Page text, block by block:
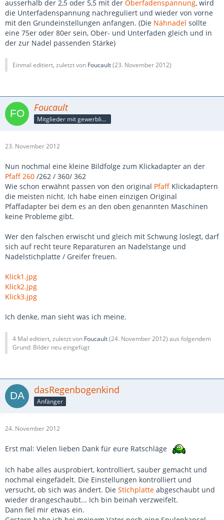
ausserhalb der 2,5 oder 5,5 mit der Oberfadenspannung, wird
die Unterfadenspannung nachreguliert und wieder von vorne
mit den Grundeinstellungen anfangen. (Die Nähnadel sollte
eine 75er oder 80er sein, Ober- und Unterfaden gleich und in
der zur Nadel passenden Stärke)
Einmal editiert, zuletzt von Foucault(23. November 2012)
Foucault
Mitglieder mit gewerblicher Verbindung, auch als Mitarbeiter/in
23. November 2012
Nun nochmal eine kleine Bildfolge zum Klickadapter an der
Pfaff 260 /262 / 360/ 362
Wie schon erwähnt passen von den original Pfaff Klickadaptern
die meisten nicht. Ich habe einen einzigen Original
Pfaffadapter bei dem es an den oben genannten Maschinen
keine Probleme gibt.
Wer den falschen erwischt und gleich mit Schwung loslegt, darf
sich auf recht teure Reparaturen an Nadelstange und
Nadelstichplatte / Greifer freuen.
Klick1.jpg
Klick2.jpg
Klick3.jpg
Ich denke, man sieht was ich meine.
4 Mal editiert, zuletzt von Foucault(24. November 2012) aus folgendem
Grund: Bilder neu eingefügt
dasRegenbogenkind
Anfänger
24. November 2012
Erst mal: Vielen lieben Dank für eure Ratschläge
Ich habe alles ausprobiert, kontrolliert, sauber gemacht und
nochmal eingefädelt. Die Einstellungen kontrolliert und
versucht, ob sich was ändert. Die Stichplatte abgeschaubt und
wieder drangeschaubt... Ich bin beinah verzweifelt.
Dann fiel mir etwas ein.